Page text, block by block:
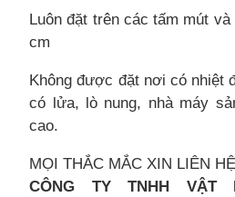
Luôn đặt trên các tấm mút
cm
Không được đặt nơi có nhiệt
có lửa, lò nung, nhà máy
cao.
MỌI THẮC MẮC XIN LIÊN HỆ
CÔNG TY TNHH VẬT